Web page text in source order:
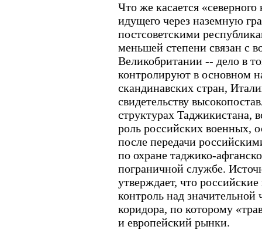
Что же касается
идущего через наземную
постсоветскими
меньшей степени связан
Великобритании -- дело в
контролируют в основном
скандинавских стран,
свидетельству
структурах Таджикистана,
роль российских военных,
после передачи
по охране таджико-
пограничной службе.
утверждает, что
контроль над значительной
коридора, по которому
и европейский рынки.